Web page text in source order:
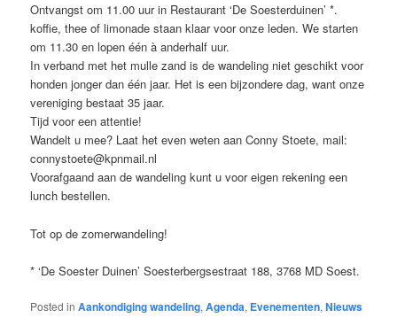
Ontvangst om 11.00 uur in Restaurant ‘De Soesterduinen’ *.
koffie, thee of limonade staan klaar voor onze leden. We starten
om 11.30 en lopen één à anderhalf uur.
In verband met het mulle zand is de wandeling niet geschikt voor
honden jonger dan één jaar. Het is een bijzondere dag, want onze
vereniging bestaat 35 jaar.
Tijd voor een attentie!
Wandelt u mee? Laat het even weten aan Conny Stoete, mail:
connystoete@kpnmail.nl
Voorafgaand aan de wandeling kunt u voor eigen rekening een
lunch bestellen.
Tot op de zomerwandeling!
* ‘De Soester Duinen’ Soesterbergsestraat 188, 3768 MD Soest.
Posted in Aankondiging wandeling,Agenda, Evenementen,Nieuws